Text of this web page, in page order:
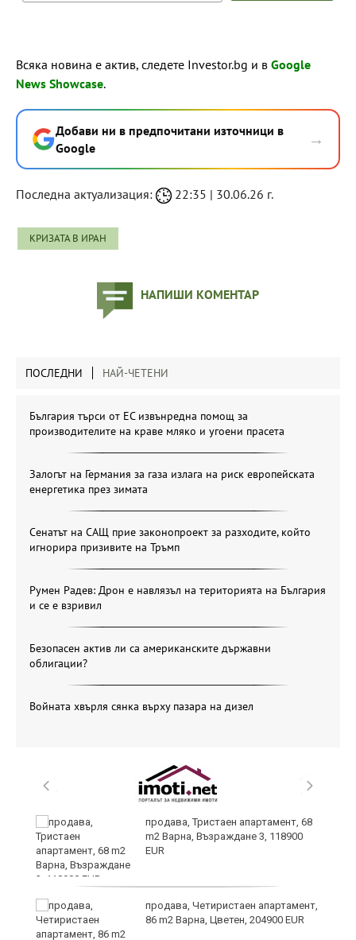
Всяка новина е актив, следете Investor.bg и в Google
News Showcase.
Добави ни в предпочитани източници в
Google
→
Последна актуализация: 22:35 | 30.06.26 г.
КРИЗАТА В ИРАН
НАПИШИ КОМЕНТАР
ПОСЛЕДНИ НАЙ-ЧЕТЕНИ
България търси от ЕС извънредна помощ за
производителите на краве мляко и угоени прасета
Залогът на Германия за газа излага на риск европейската
енергетика през зимата
Сенатът на САЩ прие законопроект за разходите, който
игнорира призивите на Тръмп
Румен Радев: Дрон е навлязъл на територията на България
и се е взривил
Безопасен актив ли са американските държавни
облигации?
Войната хвърля сянка върху пазара на дизел
продава, Тристаен апартамент, 68
m2 Варна, Възраждане 3, 118900
EUR
продава, Четиристаен апартамент,
86 m2 Варна, Цветен, 204900 EUR